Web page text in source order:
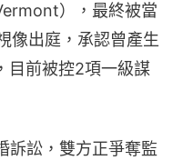
），最終被當
像出庭，承認曾產生
目前被控2項一級謀
訴訟，雙方正爭奪監